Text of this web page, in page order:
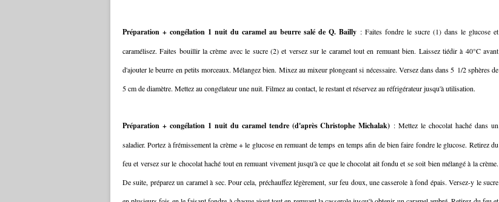
Préparation + congélation 1 nuit du caramel au beurre salé de Q. Bailly : Faites fondre le sucre (1) dans le glucose et
caramélisez. Faites bouillir la crème avec le sucre (2) et versez sur le caramel tout en remuant bien. Laissez tiédir à 40°C avant
d'ajouter le beurre en petits morceaux. Mélangez bien. Mixez au mixeur plongeant si nécessaire. Versez dans dans 5 1/2 sphères de
5 cm de diamètre. Mettez au congélateur une nuit. Filmez au contact, le restant et réservez au réfrigérateur jusqu'à utilisation.
Préparation + congélation 1 nuit du caramel tendre (d'après Christophe Michalak) : Mettez le chocolat haché dans un
saladier. Portez à frémissement la crème + le glucose en remuant de temps en temps afin de bien faire fondre le glucose. Retirez du
feu et versez sur le chocolat haché tout en remuant vivement jusqu'à ce que le chocolat ait fondu et se soit bien mélangé à la crème.
De suite, préparez un caramel à sec. Pour cela, préchauffez légèrement, sur feu doux, une casserole à fond épais. Versez-y le sucre